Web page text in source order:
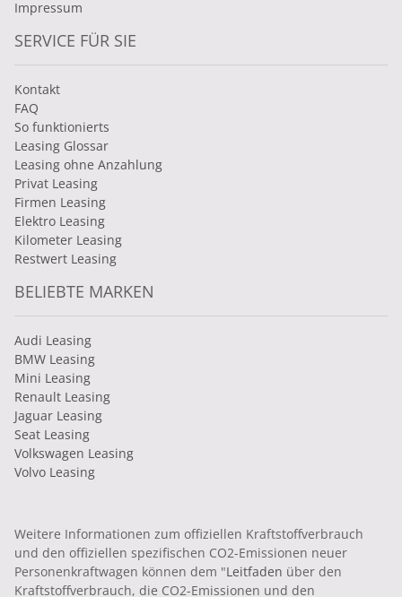
Impressum
SERVICE FÜR SIE
Kontakt
FAQ
So funktionierts
Leasing Glossar
Leasing ohne Anzahlung
Privat Leasing
Firmen Leasing
Elektro Leasing
Kilometer Leasing
Restwert Leasing
BELIEBTE MARKEN
Audi Leasing
BMW Leasing
Mini Leasing
Renault Leasing
Jaguar Leasing
Seat Leasing
Volkswagen Leasing
Volvo Leasing
Weitere Informationen zum offiziellen Kraftstoffverbrauch
und den offiziellen spezifischen CO2-Emissionen neuer
Personenkraftwagen können dem "Leitfaden über den
Kraftstoffverbrauch, die CO2-Emissionen und den